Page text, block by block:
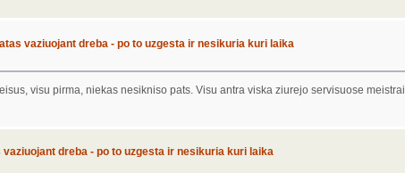
vaziuojant dreba - po to uzgesta ir nesikuria kuri laika
visu pirma, niekas nesikniso pats. Visu antra viska ziurejo servisuose meistrai
dreba - po to uzgesta ir nesikuria kuri laika